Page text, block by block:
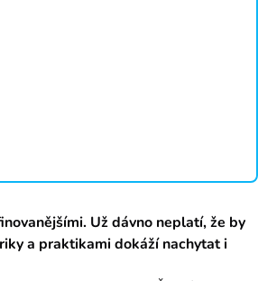
Už dávno neplatí, že by
a praktikami dokáží nachytat i